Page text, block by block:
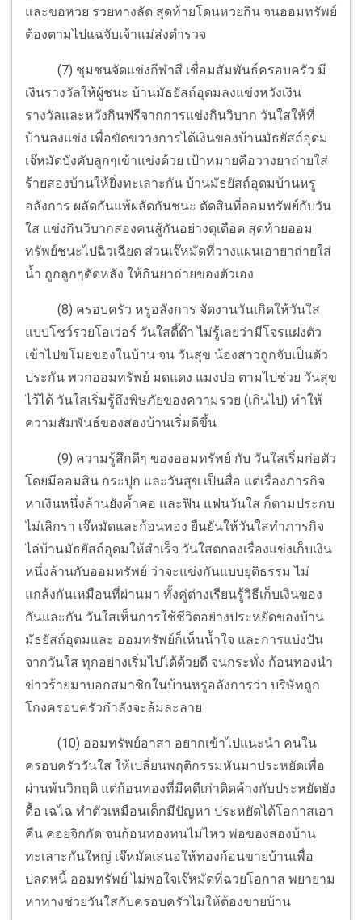
และขอหวย รวยทางลัด สุดท้ายโดนหวยกิน จนออมทรัพย์
ต้องตามไปแฉจับเจ้าแม่ส่งตำรวจ
(7) ชุมชนจัดแข่งกีฬาสี เชื่อมสัมพันธ์ครอบครัว มี
เงินรางวัลให้ผู้ชนะ บ้านมัธยัสถ์อุดมลงแข่งหวังเงิน
รางวัลและหวังกินฟรีจากการแข่งกินวิบาก วันใสให้ที่
บ้านลงแข่ง เพื่อขัดขวางการได้เงินของบ้านมัธยัสถ์อุดม
เจ๊หมัดบังคับลูกๆเข้าแข่งด้วย เป้าหมายคือวางยาถ่ายใส่
ร้ายสองบ้านให้ยิ่งทะเลาะกัน บ้านมัธยัสถ์อุดมบ้านหรู
อลังการ ผลัดกันแพ้ผลัดกันชนะ ตัดสินที่ออมทรัพย์กับวัน
ใส แข่งกินวิบากสองคนสู้กันอย่างดุเดือด สุดท้ายออม
ทรัพย์ชนะไปฉิวเฉียด ส่วนเจ๊หมัดที่วางแผนเอายาถ่ายใส่
น้ำ ถูกลูกๆดัดหลัง ให้กินยาถ่ายของตัวเอง
(8) ครอบครัว หรูอลังการ จัดงานวันเกิดให้วันใส
แบบโชว์รวยโอเว่อร์ วันใสดี๊ด๊า ไม่รู้เลยว่ามีโจรแฝงตัว
เข้าไปขโมยของในบ้าน จน วันสุข น้องสาวถูกจับเป็นตัว
ประกัน พวกออมทรัพย์ มดแดง แมงปอ ตามไปช่วย วันสุข
ไว้ได้ วันใสเริ่มรู้ถึงพิษภัยของความรวย (เกินไป) ทำให้
ความสัมพันธ์ของสองบ้านเริ่มดีขึ้น
(9) ความรู้สึกดีๆ ของออมทรัพย์ กับ วันใสเริ่มก่อตัว
โดยมีออมสิน กระปุก และวันสุข เป็นสื่อ แต่เรื่องภารกิจ
หาเงินหนึ่งล้านยังค้ำคอ และฟิน แฟนวันใส ก็ตามประกบ
ไม่เลิกรา เจ๊หมัดและก้อนทอง ยืนยันให้วันใสทำภารกิจ
ไล่บ้านมัธยัสถ์อุดมให้สำเร็จ วันใสตกลงเรื่องแข่งเก็บเงิน
หนึ่งล้านกับออมทรัพย์ ว่าจะแข่งกันแบบยุติธรรม ไม่
แกล้งกันเหมือนที่ผ่านมา ทั้งคู่ต่างเรียนรู้วิธีเก็บเงินของ
กันและกัน วันใสเห็นการใช้ชีวิตอย่างประหยัดของบ้าน
มัธยัสถ์อุดมและ ออมทรัพย์ก็เห็นน้ำใจ และการแบ่งปัน
จากวันใส ทุกอย่างเริ่มไปได้ด้วยดี จนกระทั่ง ก้อนทองนำ
ข่าวร้ายมาบอกสมาชิกในบ้านหรูอลังการว่า บริษัทถูก
โกงครอบครัวกำลังจะล้มละลาย
(10) ออมทรัพย์อาสา อยากเข้าไปแนะนำ คนใน
ครอบครัววันใส ให้เปลี่ยนพฤติกรรมหันมาประหยัดเพื่อ
ผ่านพ้นวิกฤติ แต่ก้อนทองที่มีคดีเก่าติดค้างกับประหยัดยัง
ดื้อ เฉไฉ ทำตัวเหมือนเด็กมีปัญหา ประหยัดได้โอกาสเอา
คืน คอยจิกกัด จนก้อนทองทนไม่ไหว พ่อของสองบ้าน
ทะเลาะกันใหญ่ เจ๊หมัดเสนอให้ทองก้อนขายบ้านเพื่อ
ปลดหนี้ ออมทรัพย์ ไม่พอใจเจ๊หมัดที่ฉวยโอกาส พยายาม
หาทางช่วยวันใสกับครอบครัวไม่ให้ต้องขายบ้าน